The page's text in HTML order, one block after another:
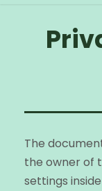
The
the owner of
settings